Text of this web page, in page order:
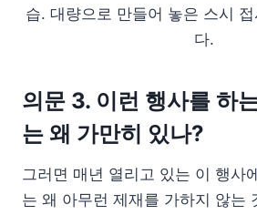
습. 대량으로 만들어 놓은 스시
다.
의문 3. 이런 행사를 하
는 왜 가만히 있나?
그러면 매년 열리고 있는 이 행사
는 왜 아무런 제재를 가하지 않는